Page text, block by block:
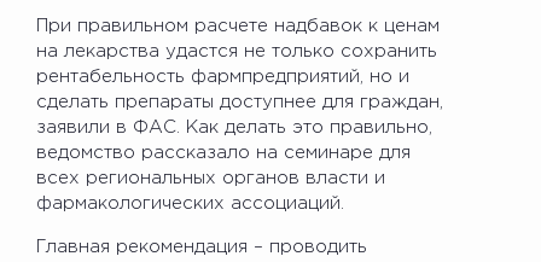
При правильном расчете надбавок к ценам
на лекарства удастся не только сохранить
рентабельность фармпредприятий, но и
сделать препараты доступнее для граждан,
заявили в ФАС. Как делать это правильно,
ведомство рассказало на семинаре для
всех региональных органов власти и
фармакологических ассоциаций.
Главная рекомендация – проводить